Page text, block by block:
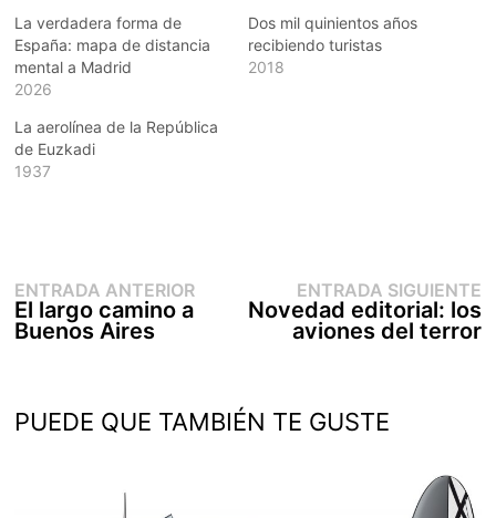
La verdadera forma de
España: mapa de distancia
mental a Madrid
2026
Dos mil quinientos años
recibiendo turistas
2018
La aerolínea de la República
de Euzkadi
1937
Navegación
de
entradas
ENTRADA ANTERIOREntrada
anterior:
El largo camino a
Buenos Aires
ENTRADA SIGUIENTE
Novedad editorial: los
aviones del terror
PUEDE QUE TAMBIÉN TE GUSTE